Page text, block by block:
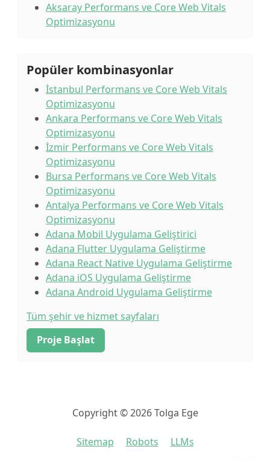
Aksaray Performans ve Core Web Vitals
Optimizasyonu
Popüler kombinasyonlar
İstanbul Performans ve Core Web Vitals
Optimizasyonu
Ankara Performans ve Core Web Vitals
Optimizasyonu
İzmir Performans ve Core Web Vitals
Optimizasyonu
Bursa Performans ve Core Web Vitals
Optimizasyonu
Antalya Performans ve Core Web Vitals
Optimizasyonu
Adana Mobil Uygulama Geliştirici
Adana Flutter Uygulama Geliştirme
Adana React Native Uygulama Geliştirme
Adana iOS Uygulama Geliştirme
Adana Android Uygulama Geliştirme
Tüm şehir ve hizmet sayfaları
Proje Başlat
Copyright © 2026 Tolga Ege
Sitemap Robots LLMs